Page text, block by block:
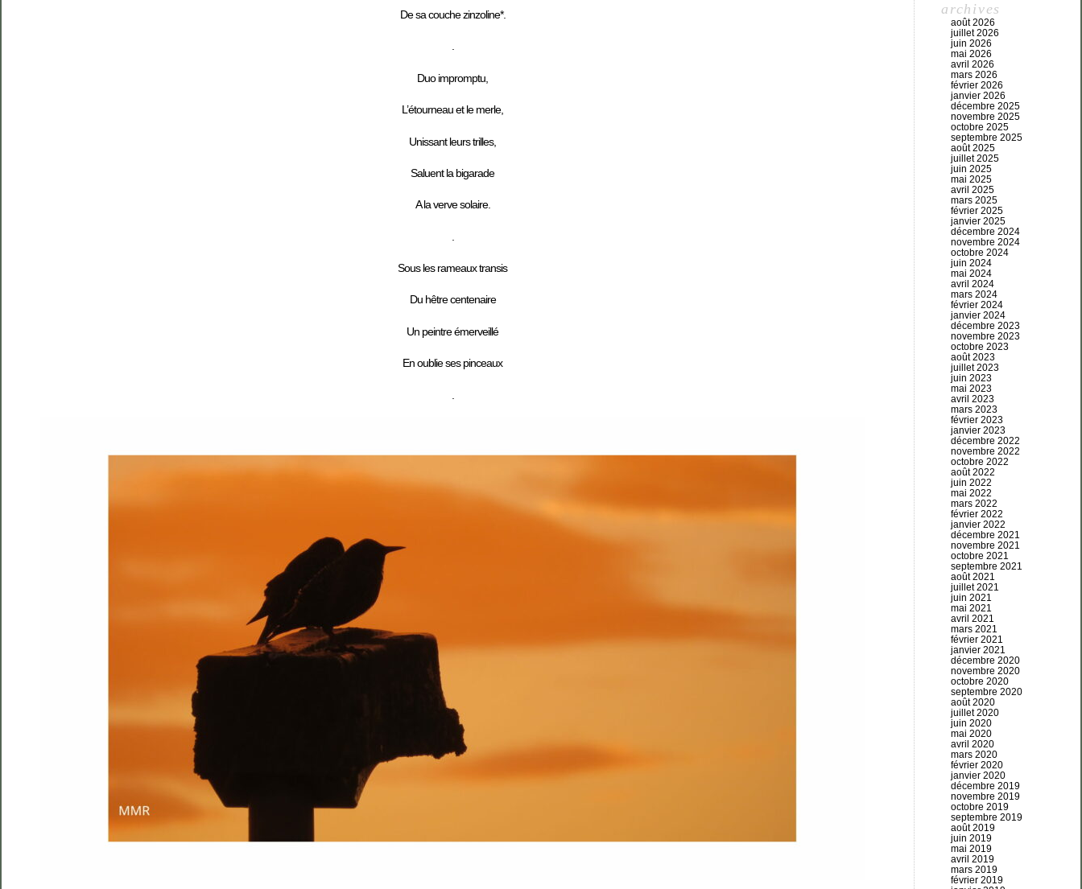
De sa couche zinzoline*.
.
Duo impromptu,
L’étourneau et le merle,
Unissant leurs trilles,
Saluent la bigarade
A la verve solaire.
Sous les rameaux transis
Du hêtre centenaire
Un peintre émerveillé
En oublie ses pinceaux
archives
août 2026
juillet 2026
juin 2026
mai 2026
avril 2026
mars 2026
février 2026
janvier 2026
décembre 2025
novembre 2025
octobre 2025
septembre 2025
août 2025
juillet 2025
juin 2025
mai 2025
avril 2025
mars 2025
février 2025
janvier 2025
décembre 2024
novembre 2024
octobre 2024
juin 2024
mai 2024
avril 2024
mars 2024
février 2024
janvier 2024
décembre 2023
novembre 2023
octobre 2023
août 2023
juillet 2023
juin 2023
mai 2023
avril 2023
mars 2023
février 2023
janvier 2023
décembre 2022
novembre 2022
octobre 2022
août 2022
juin 2022
mai 2022
mars 2022
février 2022
janvier 2022
décembre 2021
novembre 2021
octobre 2021
septembre 2021
août 2021
juillet 2021
juin 2021
mai 2021
avril 2021
mars 2021
février 2021
janvier 2021
décembre 2020
novembre 2020
octobre 2020
septembre 2020
août 2020
juillet 2020
juin 2020
mai 2020
avril 2020
mars 2020
février 2020
janvier 2020
décembre 2019
novembre 2019
octobre 2019
septembre 2019
août 2019
juin 2019
mai 2019
avril 2019
mars 2019
février 2019